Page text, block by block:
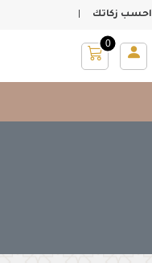
احسب زكاتك
0